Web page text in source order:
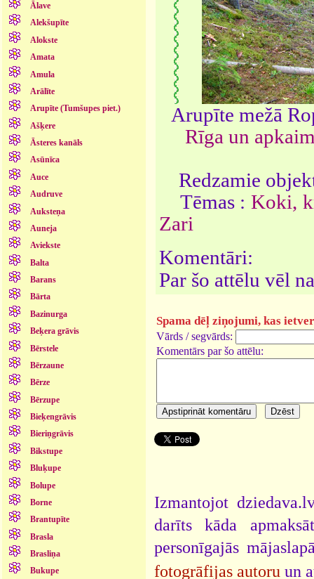
Ālave
Alekšupīte
Alokste
Amata
Amula
Arālīte
Arupīte (Tumšupes piet.)
Ašķere
Āsteres kanāls
Asūnīca
Auce
Audruve
Auksteņa
Auneja
Aviekste
Balta
Barans
Bārta
Bazinurga
Beķera grāvis
Bērstele
Bērzaune
Bērze
Bērzupe
Bieķengrāvis
Bieriņgrāvis
Bikstupe
Bluķupe
Bolupe
Borne
Brantupīte
Brasla
Brasliņa
Bukupe
Arupīte mežā
Rīga un
Redzamie
Tēmas :Koki,
Zari
Komentāri:
Par šo attēlu vēl
Spama dēļ ziņojumi, kas
Vārds / segvārds:
Komentārs par šo attēlu:
Izmantojot
darīts kāda
personīgajās
fotogrāfijas autoru un